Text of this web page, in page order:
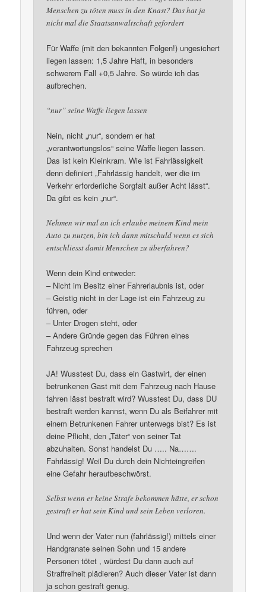
Menschen zu töten muss in den Knast? Das hat ja
nicht mal die Staatsanwaltschaft gefordert
Für Waffe (mit den bekannten Folgen!) ungesichert
liegen lassen: 1,5 Jahre Haft, in besonders
schwerem Fall +0,5 Jahre. So würde ich das
aufbrechen.
“nur” seine Waffe liegen lassen
Nein, nicht „nur“, sondern er hat
„verantwortungslos“ seine Waffe liegen lassen.
Das ist kein Kleinkram. Wie ist Fahrlässigkeit
denn definiert „Fahrlässig handelt, wer die im
Verkehr erforderliche Sorgfalt außer Acht lässt“.
Da gibt es kein „nur“.
Nehmen wir mal an ich erlaube meinem Kind mein
Auto zu nutzen, bin ich dann mitschuld wenn es sich
entschliesst damit Menschen zu überfahren?
Wenn dein Kind entweder:
– Nicht im Besitz einer Fahrerlaubnis ist, oder
– Geistig nicht in der Lage ist ein Fahrzeug zu
führen, oder
– Unter Drogen steht, oder
– Andere Gründe gegen das Führen eines
Fahrzeug sprechen
JA! Wusstest Du, dass ein Gastwirt, der einen
betrunkenen Gast mit dem Fahrzeug nach Hause
fahren lässt bestraft wird? Wusstest Du, dass DU
bestraft werden kannst, wenn Du als Beifahrer mit
einem Betrunkenen Fahrer unterwegs bist? Es ist
deine Pflicht, den „Täter“ von seiner Tat
abzuhalten. Sonst handelst Du ….. Na…….
Fahrlässig! Weil Du durch dein Nichteingreifen
eine Gefahr heraufbeschwörst.
Selbst wenn er keine Strafe bekommen hätte, er schon
gestraft er hat sein Kind und sein Leben verloren.
Und wenn der Vater nun (fahrlässig!) mittels einer
Handgranate seinen Sohn und 15 andere
Personen tötet , würdest Du dann auch auf
Straffreiheit plädieren? Auch dieser Vater ist dann
ja schon gestraft genug.